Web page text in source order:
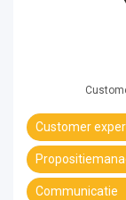
Customer
Communicatie